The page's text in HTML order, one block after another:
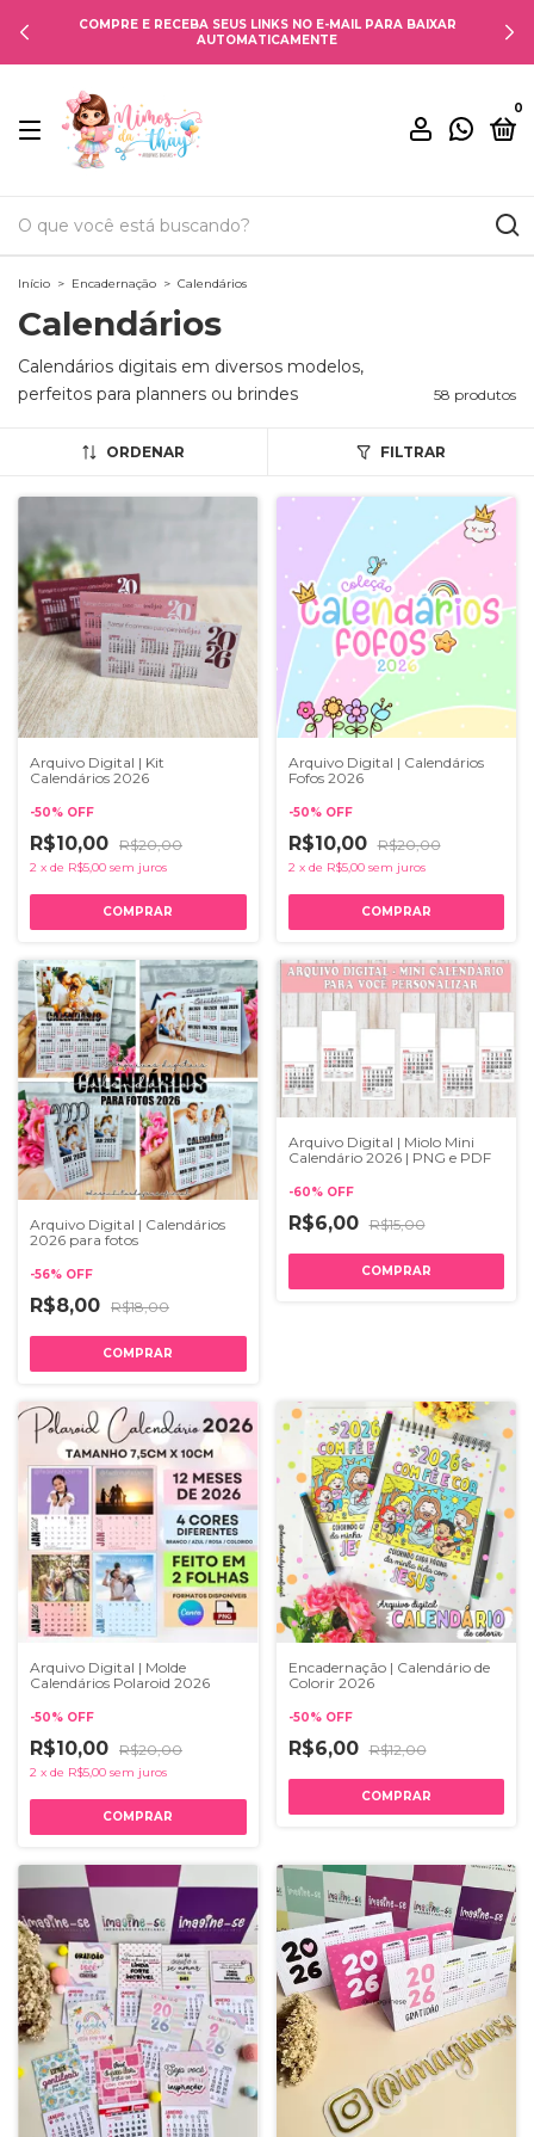
USE O CUPOM MIMOS10 E TENHA 10% DE DESCONTO NA
PRIMEIRA COMPRA
0
Início > Encadernação > Calendários
Calendários
Calendários digitais em diversos modelos,
perfeitos para planners ou brindes
58 produtos
ORDENAR FILTRAR
Arquivo Digital | Kit
Calendários 2026
-50% OFF
R$10,00 R$20,00
2 x de R$5,00 sem juros
Arquivo Digital | Calendários
Fofos 2026
-50% OFF
R$10,00 R$20,00
2 x de R$5,00 sem juros
Arquivo Digital | Calendários
2026 para fotos
-56% OFF
R$8,00 R$18,00
Arquivo Digital | Miolo Mini
Calendário 2026 | PNG e PDF
-60% OFF
R$6,00 R$15,00
Arquivo Digital | Molde
Calendários Polaroid 2026
-50% OFF
R$10,00 R$20,00
2 x de R$5,00 sem juros
Encadernação | Calendário de
Colorir 2026
-50% OFF
R$6,00 R$12,00